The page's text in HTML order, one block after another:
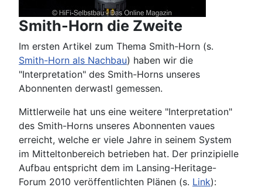
Smith-Horn die Zweite
Im ersten Artikel zum Thema Smith-Horn (s.
Smith-Horn als Nachbau) haben wir die
"Interpretation" des Smith-Horns unseres
Abonnenten derwastl gemessen.
Mittlerweile hat uns eine weitere "Interpretation"
des Smith-Horns unseres Abonnenten vaues
erreicht, welche er viele Jahre in seinem System
im Mitteltonbereich betrieben hat. Der prinzipielle
Aufbau entspricht dem im Lansing-Heritage-
Forum 2010 veröffentlichten Plänen (s. Link):